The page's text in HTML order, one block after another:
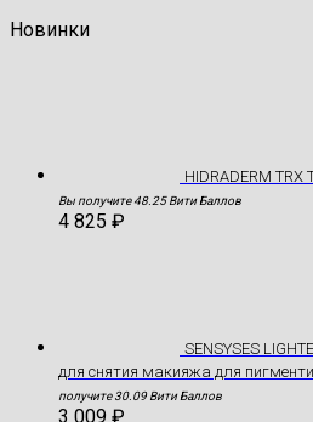
Новинки
HIDRADERM
Вы получите 48.25 Вити Баллов
4 825 ₽
SENSYSES
для снятия макияжа для
получите 30.09 Вити Баллов
3 009 ₽